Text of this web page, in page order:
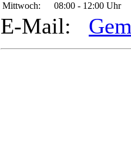
Mittwoch:
08:00 - 12:00 Uhr
E-Mail: